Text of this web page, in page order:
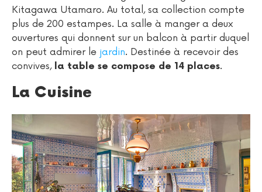
Kitagawa Utamaro. Au total, sa collection compte
plus de 200 estampes. La salle à manger a deux
ouvertures qui donnent sur un balcon à partir duquel
on peut admirer le jardin. Destinée à recevoir des
convives, la table se compose de 14 places.
La Cuisine